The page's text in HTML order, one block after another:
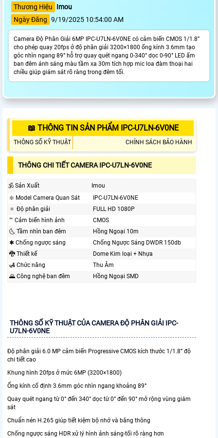
Thương Hiệu
Imou
Ngày Đăng 9/19/2025 10:54:00 AM
Camera Độ Phân Giải 6MP IPC-U7LN-6V0NE có cảm biến CMOS 1/1.8”
cho phép quay 20fps ở độ phân giải 3200×1800 ống kính 3.6mm tạo
góc nhìn ngang 89° hỗ trợ quay quét ngang 0-340° dọc 0-90° LED ấm
ban đêm ánh sáng màu tầm xa 30m tích hợp mic loa đàm thoại hai
chiều giúp giám sát rõ ràng trong đêm tối.
📖 THÔNG TIN SẢN PHẨM IPC-U7LN-6V0NE
THÔNG SỐ KỸ THUẬT CHÍNH SÁCH BẢO HÀNH
THÔNG CHI TIẾT CAMERA IPC-U7LN-6V0NE
🕉️ Sản Xuất
Imou
❇️ Model Camera Quan Sát
IPC-U7LN-6V0NE
🔅 Độ phân giải
FULL HD 1080P
™️ Cảm biến hình ảnh
CMOS
🌜 Tầm nhìn ban đêm
Hồng Ngoại 10m
✱ Chống ngược sáng
Chống Ngược Sáng DWDR 150db
🐉️ Thiết kế
Dome Kim loại + Nhựa
🛃 Chức năng
Thu Âm
🌄 Công nghệ ban đêm
Hồng Ngoại SMD
THÔNG SỐ KỸ THUẬT CỦA CAMERA ĐỘ PHÂN GIẢI IPC-
U7LN-6V0NE
Độ phân giải 6.0 MP cảm biến Progressive CMOS kích thước 1/1.8” độ
chi tiết cao
Khung hình 20fps ở mức 6MP (3200×1800)
Ống kính cố định 3.6mm góc nhìn ngang khoảng 89°
Quay quét ngang từ 0° đến 340° dọc từ 0° đến 90° mở rộng vùng giám
sát
Chuẩn nén H.265 giúp tiết kiệm bộ nhớ và băng thông
Chống ngược sáng HDR xử lý hình ảnh sáng-tối rõ ràng hơn